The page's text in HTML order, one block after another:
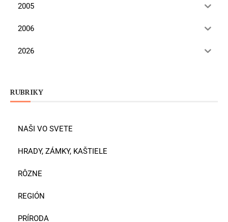
2005
2006
2026
RUBRIKY
NAŠI VO SVETE
HRADY, ZÁMKY, KAŠTIELE
RÔZNE
REGIÓN
PRÍRODA